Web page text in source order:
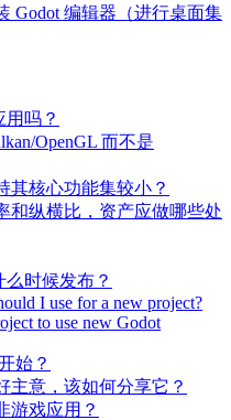
Godot 编辑器（进行桌面集
用吗？
OpenGL 而不是
其核心功能集较小？
和纵横比，资产应做哪些处
么时候发布？
I use for a new project?
to use new Godot
始？
主意，该如何分享它？
游戏应用？